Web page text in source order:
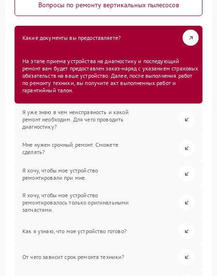
Вопросы по ремонту вертикальных пылесосов
Какие документы вы предоставляете?
На этапе приема устройства на диагностику и последующий
ремонт вам будет предоставлен заказ-наряд с указанием страховых
обязательств на ваше устройство. Далее, после выполнения работ
по ремонту техники, вы получите акт выполненных работ и
гарантийный талон.
Я уже знаю в чем неисправность и какой
ремонт необходим. Для чего проводить
диагностику?
Мне нужен срочный ремонт. Сможете
сделать?
Я хочу, чтобы мое устройство
ремонтировали при мне.
Я хочу, чтобы мое устройство
ремонтировалось только оригинальными
запчастями.
Как я узнаю, что мое устройство готово?
От чего зависит срок ремонта техники?